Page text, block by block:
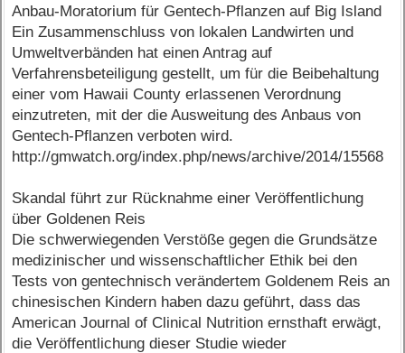
Anbau-Moratorium für Gentech-Pflanzen auf Big Island
Ein Zusammenschluss von lokalen Landwirten und
Umweltverbänden hat einen Antrag auf
Verfahrensbeteiligung gestellt, um für die Beibehaltung
einer vom Hawaii County erlassenen Verordnung
einzutreten, mit der die Ausweitung des Anbaus von
Gentech-Pflanzen verboten wird.
http://gmwatch.org/index.php/news/archive/2014/15568
Skandal führt zur Rücknahme einer Veröffentlichung
über Goldenen Reis
Die schwerwiegenden Verstöße gegen die Grundsätze
medizinischer und wissenschaftlicher Ethik bei den
Tests von gentechnisch verändertem Goldenem Reis an
chinesischen Kindern haben dazu geführt, dass das
American Journal of Clinical Nutrition ernsthaft erwägt,
die Veröffentlichung dieser Studie wieder